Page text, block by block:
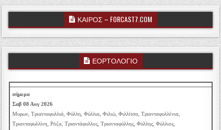
ΚΑΙΡΟΣ – FORCAST7.COM
ΕΟΡΤΟΛΟΓΙΟ
σήμερα
Σαβ 08 Αυγ 2026
Μυρων, Τριανταφυλλιά, Φύλλη, Φύλλια, Φιλιώ, Φιλλίτσα, Τριανταφυλλένια,
Τριανταφυλλίνη, Ρόζα, Τριαντάφυλλος, Τριανταφύλλης, Φύλλης, Φύλλιος,